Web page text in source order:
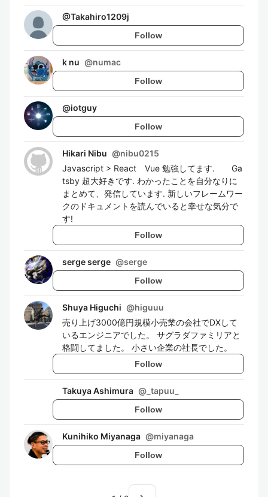
@Takahiro1209j
Follow
k nu @numac
Follow
@iotguy
Follow
Hikari Nibu @nibu0215
Javascript > React Vue 勉強してます. Ga
tsby 超大好きです. わかったことを自分なりに
まとめて、発信しています. 新しいフレームワー
クのドキュメントを読んでいると幸せな気分で
す!
Follow
serge serge @serge
Follow
Shuya Higuchi @higuuu
売り上げ3000億円規模小売業の会社でDXして
いるエンジニアでした。 サグラダファミリアと
格闘してました。 小さい企業の社長でした。
Follow
Takuya Ashimura @ _tapuu_
Follow
Kunihiko Miyanaga @miyanaga
Follow